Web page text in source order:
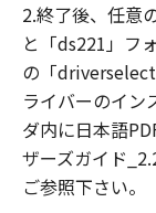
第3条（使
乙は本ソフ
ピュータに
品を使用す
乙は、本ソ
のみ使用で
乙は本ソフ
2.終了後、任意
と「ds221」フ
の「
ライバーのイン
ダ内に日本語
ザーズガイド
ご参照下さい。